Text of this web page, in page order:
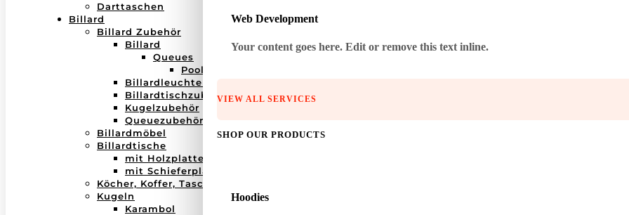
Darttaschen
Billard
Billard Zubehör
Billard
Queues
Pool
Billardleuchten
Billardtischzubehör
Kugelzubehör
Queuezubehör
Billardmöbel
Billardtische
mit Holzplatte
mit Schieferplatte
Köcher, Koffer, Taschen
Kugeln
Karambol
Web Development
Your content goes here. Edit or remove this text inline.
VIEW ALL SERVICES
SHOP OUR PRODUCTS
Hoodies